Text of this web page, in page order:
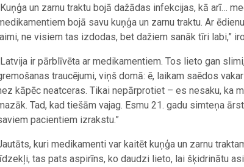
un zarnu traktu bojā dažādas infekcijas, kā arī…
bojā savu kuņģa un zarnu traktu. Ar
ne visiem tas izdodas, bet dažiem sanāk tīri labi,”
ir pārblīvēta ar medikamentiem. Tos lieto gan
traucējumi, viņš domā: ē, laikam saēdos
kāpēc neatceras. Tikai nepārprotiet – es nesaku, ka
Tad, kad tiešām vajag. Esmu 21. gadu simteņa
pacientiem izrakstu.”
kuri medikamenti var kaitēt kuņģa un zarnu
tas pats aspirīns, ko daudzi lieto, lai šķidrinātu